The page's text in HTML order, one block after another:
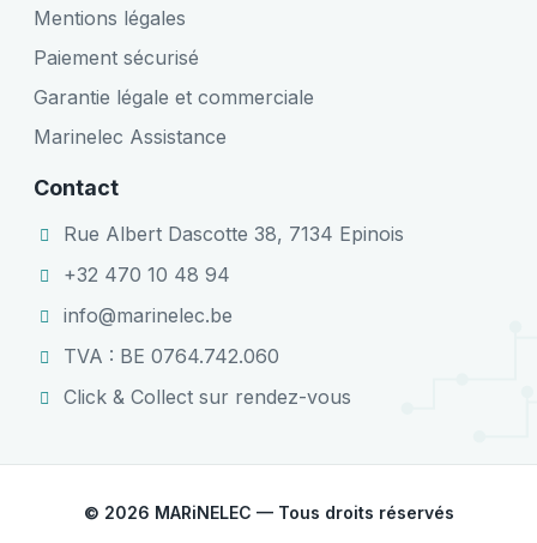
Mentions légales
Paiement sécurisé
Garantie légale et commerciale
Marinelec Assistance
Contact
Rue Albert Dascotte 38, 7134 Epinois
+32 470 10 48 94
info@marinelec.be
TVA : BE 0764.742.060
Click & Collect sur rendez-vous
© 2026 MARiNELEC — Tous droits réservés